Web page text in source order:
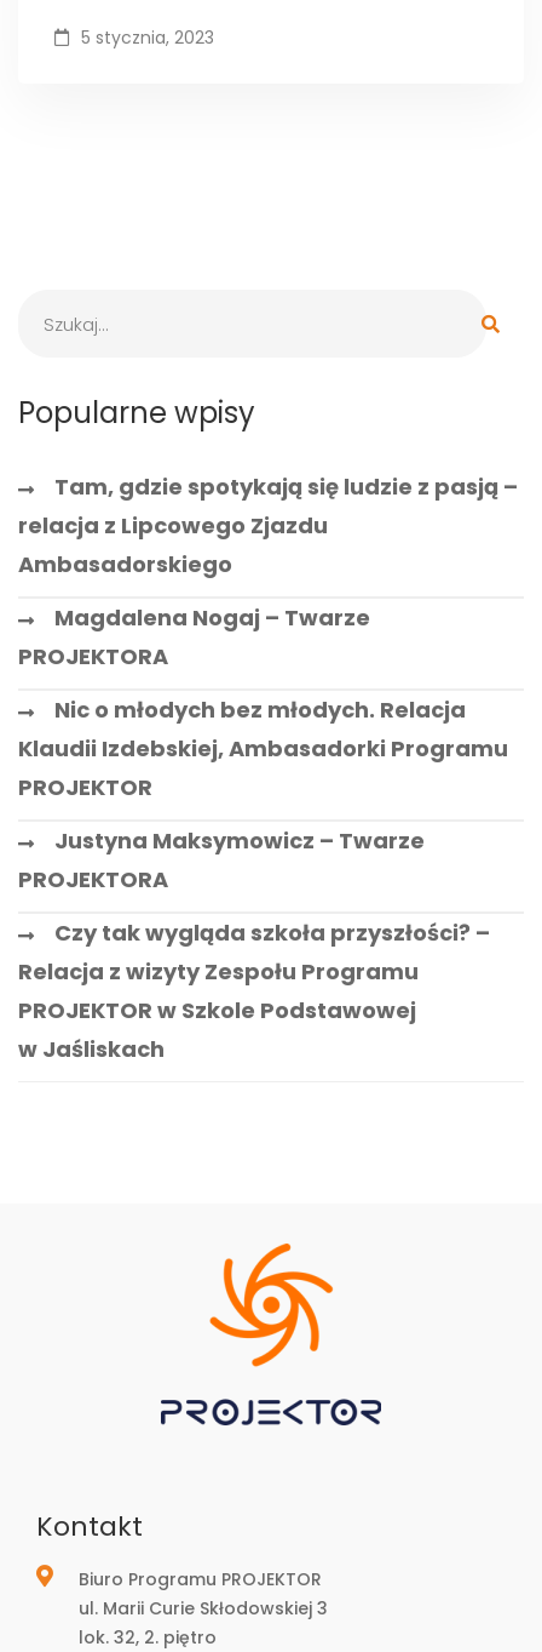
5 stycznia, 2023
Popularne wpisy
Tam, gdzie spotykają się ludzie z pasją –
relacja z Lipcowego Zjazdu
Ambasadorskiego
Magdalena Nogaj – Twarze
PROJEKTORA
Nic o młodych bez młodych. Relacja
Klaudii Izdebskiej, Ambasadorki Programu
PROJEKTOR
Justyna Maksymowicz – Twarze
PROJEKTORA
Czy tak wygląda szkoła przyszłości? –
Relacja z wizyty Zespołu Programu
PROJEKTOR w Szkole Podstawowej
w Jaśliskach
Kontakt
Biuro Programu PROJEKTOR
ul. Marii Curie Skłodowskiej 3
lok. 32, 2. piętro